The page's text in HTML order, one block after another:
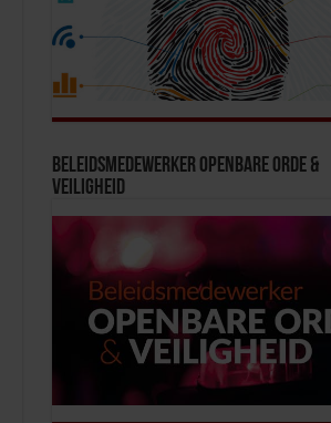
Beleidsmedewerker Openbare Orde &
Veiligheid